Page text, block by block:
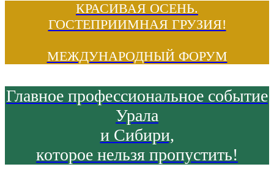
КРАСИВАЯ ОСЕНЬ.
ГОСТЕПРИИМНАЯ ГРУЗИЯ!
МЕЖДУНАРОДНЫЙ ФОРУМ
Главное профессиональное событие
Урала
и Сибири,
которое нельзя пропустить!